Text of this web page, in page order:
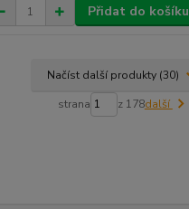
Přidat do košíku
Načíst další produkty (30)
strana z 178další